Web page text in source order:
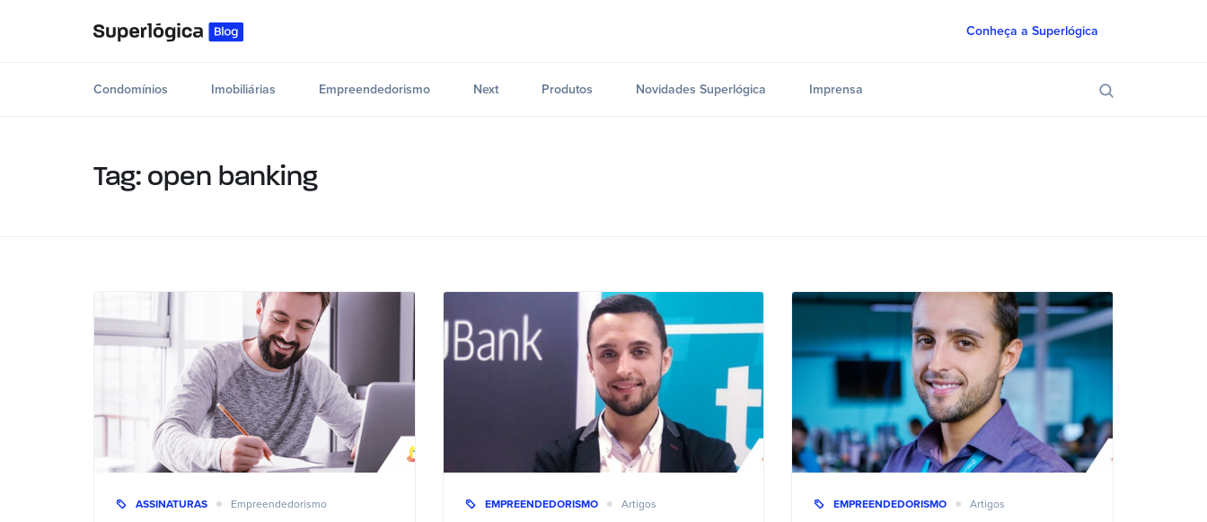
Conheça a Superlógica
Condomínios Imobiliárias Empreendedorismo Next Produtos Novidades Superlógica Imprensa
Tag: open banking
ASSINATURAS Empreendedorismo EMPREENDEDORISMO Artigos EMPREENDEDORISMO Artigos